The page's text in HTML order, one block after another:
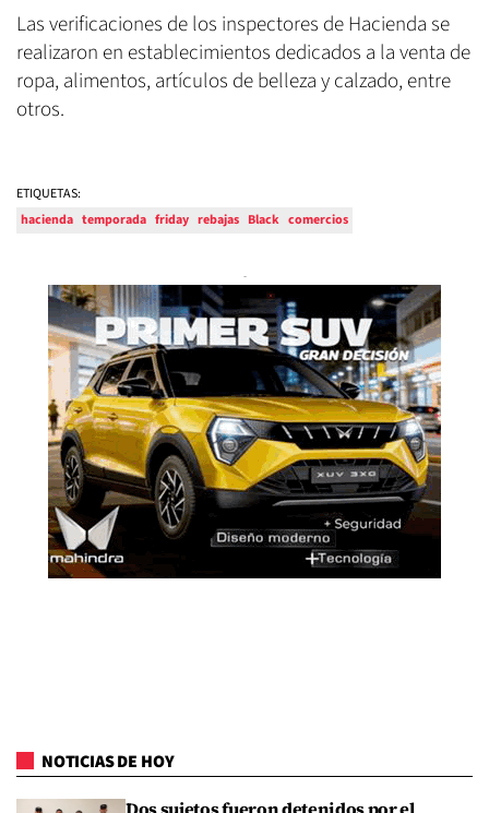
Las verificaciones de los inspectores de Hacienda se
realizaron en establecimientos dedicados a la venta de
ropa, alimentos, artículos de belleza y calzado, entre
otros.
ETIQUETAS:
hacienda temporada friday rebajas Black comercios
NOTICIAS DE HOY